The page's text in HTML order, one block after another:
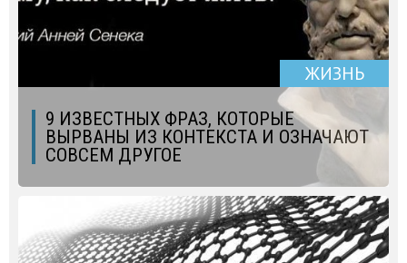
ЖИЗНЬ
9 ИЗВЕСТНЫХ ФРАЗ, КОТОРЫЕ
ВЫРВАНЫ ИЗ КОНТЕКСТА И ОЗНАЧАЮТ
СОВСЕМ ДРУГОЕ